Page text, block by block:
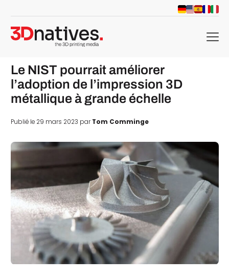
menu
Le NIST pourrait améliorer
l’adoption de l’impression 3D
métallique à grande échelle
Publié le 29 mars 2023 parTom Comminge